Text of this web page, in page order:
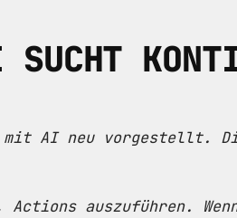
mit AI neu vorgestellt.
auszuführen. Wenn